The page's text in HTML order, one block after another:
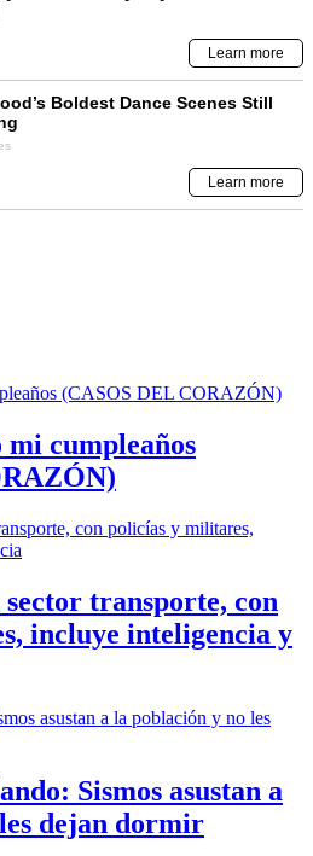
cumpleaños
sector transporte, con
incluye inteligencia y
Sismos asustan a
dejan dormir